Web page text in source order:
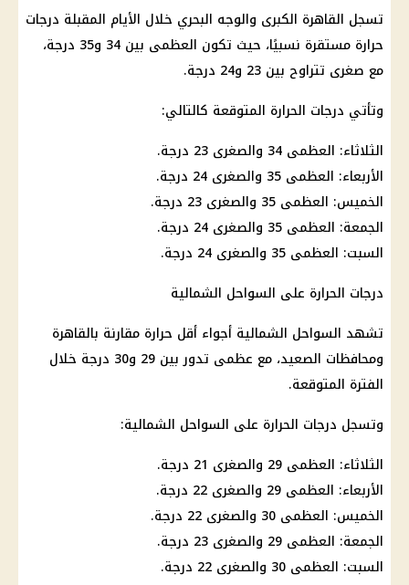
تسجل القاهرة الكبرى والوجه البحري خلال الأيام المقبلة درجات
حرارة مستقرة نسبيًا، حيث تكون العظمى بين 34 و35 درجة،
مع صغرى تتراوح بين 23 و24 درجة.
وتأتي درجات الحرارة المتوقعة كالتالي:
الثلاثاء: العظمى 34 والصغرى 23 درجة.
الأربعاء: العظمى 35 والصغرى 24 درجة.
الخميس: العظمى 35 والصغرى 23 درجة.
الجمعة: العظمى 35 والصغرى 24 درجة.
السبت: العظمى 35 والصغرى 24 درجة.
درجات الحرارة على السواحل الشمالية
تشهد السواحل الشمالية أجواء أقل حرارة مقارنة بالقاهرة
ومحافظات الصعيد، مع عظمى تدور بين 29 و30 درجة خلال
الفترة المتوقعة.
وتسجل درجات الحرارة على السواحل الشمالية:
الثلاثاء: العظمى 29 والصغرى 21 درجة.
الأربعاء: العظمى 29 والصغرى 22 درجة.
الخميس: العظمى 30 والصغرى 22 درجة.
الجمعة: العظمى 29 والصغرى 23 درجة.
السبت: العظمى 30 والصغرى 22 درجة.